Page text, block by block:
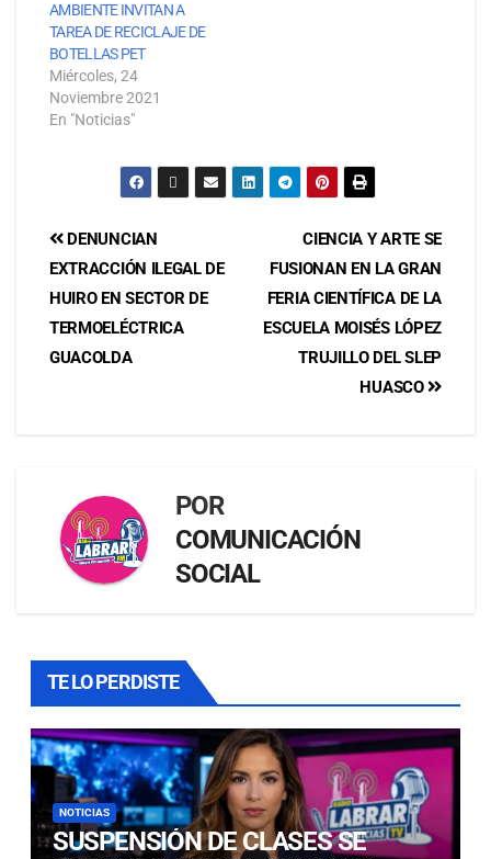
AMBIENTE INVITAN A
TAREA DE RECICLAJE DE
BOTELLAS PET
Miércoles, 24
Noviembre 2021
En "Noticias"
CIENCIA Y ARTE SE
FUSIONAN EN LA GRAN
FERIA CIENTÍFICA DE LA
ESCUELA MOISÉS LÓPEZ
TRUJILLO DEL SLEP
HUASCO
DENUNCIAN
EXTRACCIÓN ILEGAL DE
HUIRO EN SECTOR DE
TERMOELÉCTRICA
GUACOLDA
POR
COMUNICACIÓN
SOCIAL
TE LO PERDISTE
NOTICIAS
SUSPENSIÓN DE CLASES SE